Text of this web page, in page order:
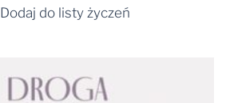
Dodaj do listy życzeń